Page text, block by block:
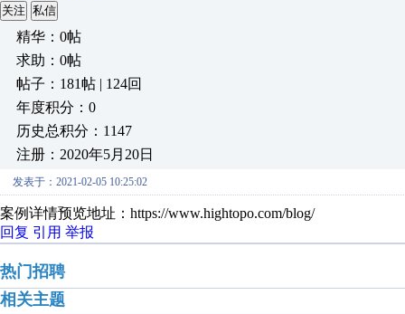
关注 私信
精华：0帖
求助：0帖
帖子：181帖 | 124回
年度积分：0
历史总积分：1147
注册：2020年5月20日
发表于：2021-02-05 10:25:02
案例详情预览地址：https://www.hightopo.com/blog/
回复 引用 举报
热门招聘
相关主题